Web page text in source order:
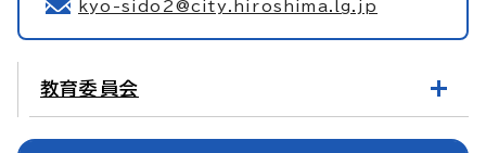
kyo-sido2@city.hiroshima.lg.jp
教育委員会